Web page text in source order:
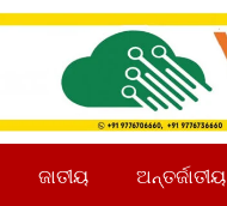
ଜାତୀୟ ଅନ୍ତର୍ଜାତୀୟ